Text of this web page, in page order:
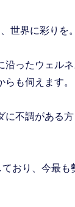
世界に彩りを
沿ったウェル
も伺えます。
に不調がある
ており、今最も